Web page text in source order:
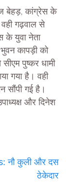
बेहड़, कांग्रेस के
वही गढ़वाल से
के युवा नेता
भुवन कापड़ी को
सीएम पुष्कर धामी
गया है। वही
सौंपी गई है।
और दिनेश
नौ कुली और दस
ठेकेदार